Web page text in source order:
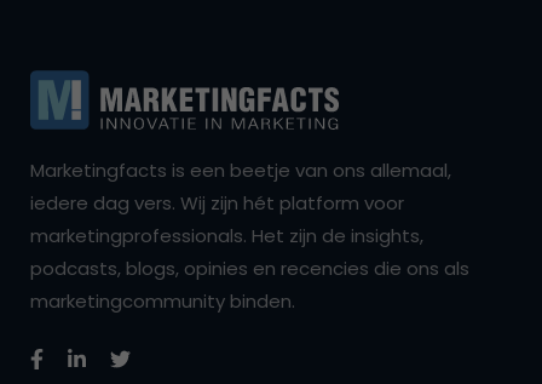
Marketingfacts is een beetje van ons allemaal,
iedere dag vers. Wij zijn hét platform voor
marketingprofessionals. Het zijn de insights,
podcasts, blogs, opinies en recencies die ons als
marketingcommunity binden.